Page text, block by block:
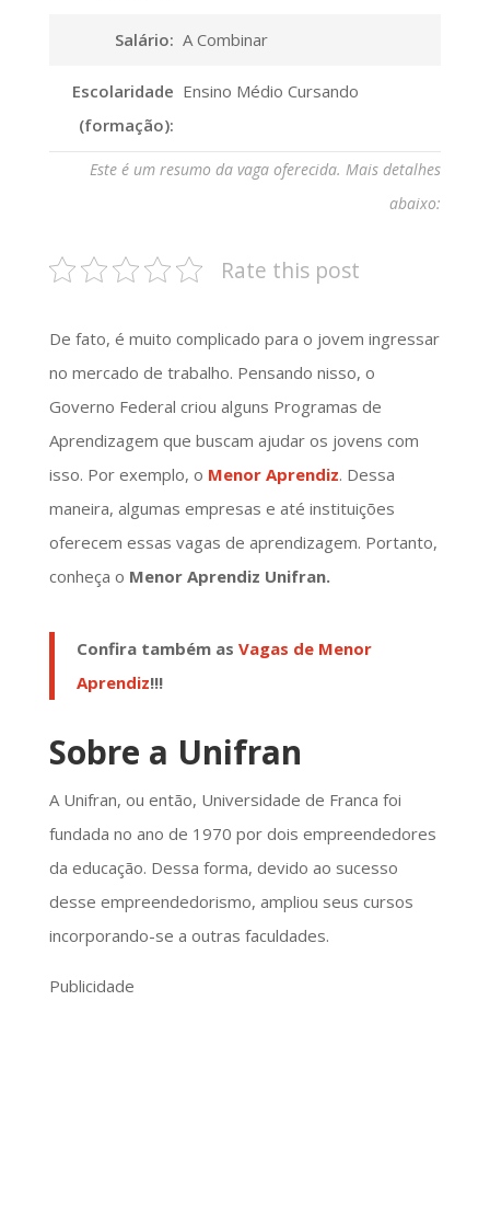
Salário: A Combinar
Escolaridade
(formação):
Ensino Médio Cursando
Este é um resumo da vaga oferecida. Mais detalhes
abaixo:
Rate this post
De fato, é muito complicado para o jovem ingressar
no mercado de trabalho. Pensando nisso, o
Governo Federal criou alguns Programas de
Aprendizagem que buscam ajudar os jovens com
isso. Por exemplo, o Menor Aprendiz. Dessa
maneira, algumas empresas e até instituições
oferecem essas vagas de aprendizagem. Portanto,
conheça o Menor Aprendiz Unifran.
Confira também as Vagas de Menor
Aprendiz!!!
Sobre a Unifran
A Unifran, ou então, Universidade de Franca foi
fundada no ano de 1970 por dois empreendedores
da educação. Dessa forma, devido ao sucesso
desse empreendedorismo, ampliou seus cursos
incorporando-se a outras faculdades.
Publicidade